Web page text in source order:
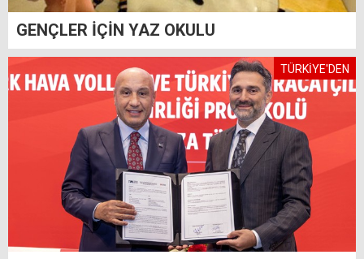
GENÇLER İÇİN YAZ OKULU
TÜRKİYE'DEN